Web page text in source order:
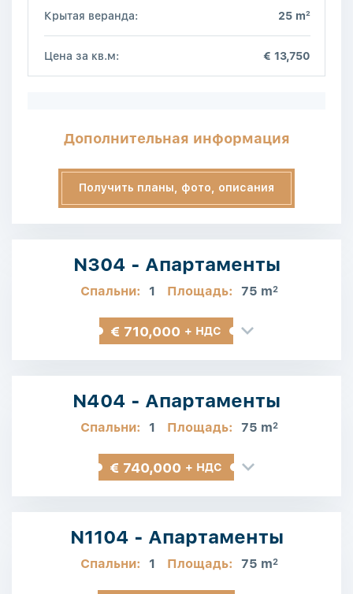
Крытая веранда: 25 m2
Цена за кв.м: € 13,750
Дополнительная информация
Получить планы, фото, описания
N304 - Апартаменты
Спальни: 1 Площадь: 75 m2
€ 710,000 + НДС
N404 - Апартаменты
Спальни: 1 Площадь: 75 m2
€ 740,000 + НДС
N1104 - Апартаменты
Спальни: 1 Площадь: 75 m2